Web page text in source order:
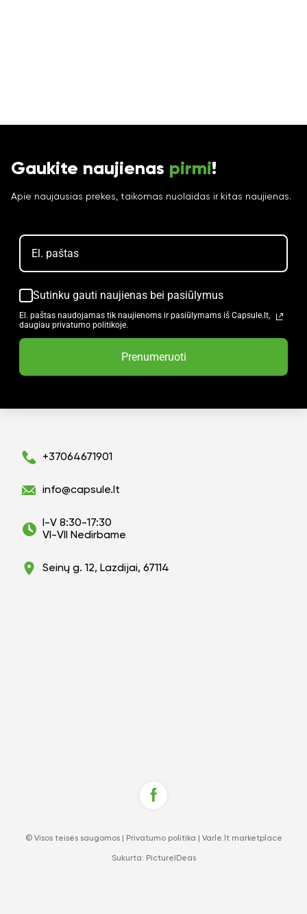
Gaukite naujienas pirmi!
Apie naujausias prekes, taikomas nuolaidas ir kitas naujienas.
Sutinku gauti naujienas bei pasiūlymus
El. paštas naudojamas tik naujienoms ir pasiūlymams iš Capsule.lt,
daugiau privatumo politikoje.
Prenumeruoti
+37064671901
info@capsule.lt
I-V 8:30-17:30
VI-VII Nedirbame
Seinų g. 12, Lazdijai, 67114
© Visos teisės saugomos | Privatumo politika Varle.lt marketplace
Sukurta: PictureIDeas